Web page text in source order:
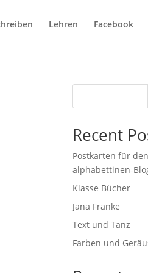
Lehren Facebook
Recent
Postkarten für den
alphabettinen-
Klasse Bücher
Jana Franke
Text und Tanz
Farben und